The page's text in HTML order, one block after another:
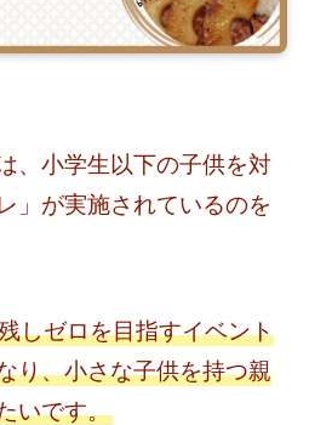
、小学生以下の子供を対
」が実施されているのを
しゼロを目指すイベント
り、小さな子供を持つ親
いです。